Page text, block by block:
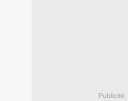
Publicité